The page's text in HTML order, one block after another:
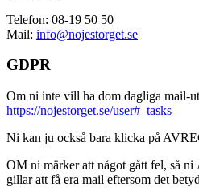
Telefon: 08-19 50 50
Mail: info@nojestorget.se
GDPR
Om ni inte vill ha dom dagliga mail-
https://nojestorget.se/user#_tasks
Ni kan ju också bara klicka på
OM ni märker att något gått fel, så
gillar att få era mail eftersom det